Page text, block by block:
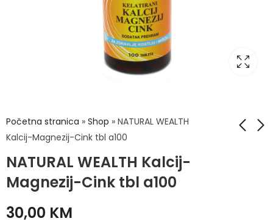
Početna stranica » Shop » NATURAL WEALTH
Kalcij-Magnezij-Cink tbl a100
NATURAL WEALTH Kalcij-
Magnezij-Cink tbl a100
NATURAL WEALTH
Kalcij 600+Vitamin D
caps a60
NATURAL WEALTH
30,00 KM